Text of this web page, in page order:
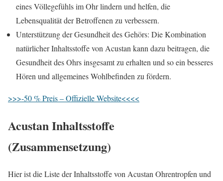
eines Völlegefühls im Ohr lindern und helfen, die
Lebensqualität der Betroffenen zu verbessern.
Unterstützung der Gesundheit des Gehörs: Die Kombination
natürlicher Inhaltsstoffe von Acustan kann dazu beitragen, die
Gesundheit des Ohrs insgesamt zu erhalten und so ein besseres
Hören und allgemeines Wohlbefinden zu fördern.
>>>-50 % Preis – Offizielle Website<<<<
Acustan Inhaltsstoffe
(Zusammensetzung)
Hier ist die Liste der Inhaltsstoffe von Acustan Ohrentropfen und